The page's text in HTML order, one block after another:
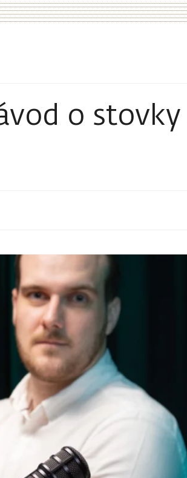
o